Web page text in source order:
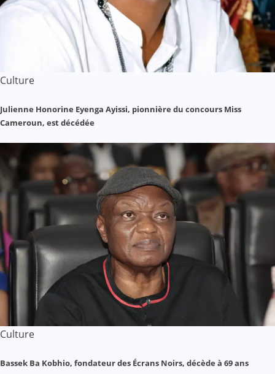
Culture
Julienne Honorine Eyenga Ayissi, pionnière du concours Miss
Cameroun, est décédée
Culture
Bassek Ba Kobhio, fondateur des Écrans Noirs, décède à 69 ans